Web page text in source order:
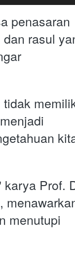
penasaran
rasul
Prof.
menutupi